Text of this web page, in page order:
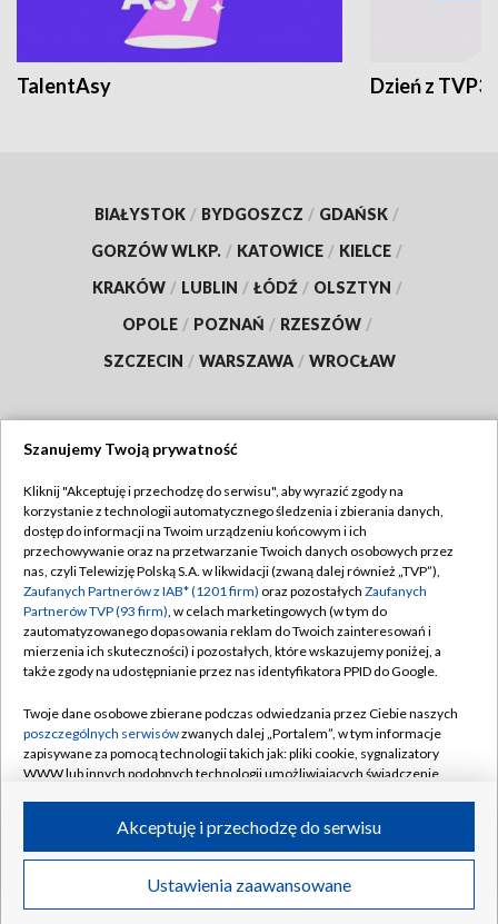
TalentAsy Dzień z TVP3
BIAŁYSTOK / BYDGOSZCZ / GDAŃSK /
GORZÓW WLKP. / KATOWICE / KIELCE /
KRAKÓW / LUBLIN / ŁÓDŹ / OLSZTYN /
OPOLE / POZNAŃ / RZESZÓW /
SZCZECIN / WARSZAWA / WROCŁAW
TVP
Abonament TVP
Emisja w TVP
Centrum informacji TVP
Naziemna Telewizja Cyfrowa
Rada Programowa
System NOS
Informacje o nadawcy
Program dla prasy
Ogłoszenie przetargowe
Regulamin TVP
Polityka prywatności
Moje zgody
Pomoc
Kontakt
Kanały
©2026 Telewizja Polska S.A. w likwidacji
Szanujemy Twoją prywatność
Kliknij "Akceptuję i przechodzę do serwisu", aby wyrazić zgody na
korzystanie z technologii automatycznego śledzenia i zbierania danych,
dostęp do informacji na Twoim urządzeniu końcowym i ich
przechowywanie oraz na przetwarzanie Twoich danych osobowych przez
nas, czyli Telewizję Polską S.A. w likwidacji (zwaną dalej również „TVP”),
Zaufanych Partnerów z IAB* (1201 firm) oraz pozostałych Zaufanych
Partnerów TVP (93 firm), w celach marketingowych (w tym do
zautomatyzowanego dopasowania reklam do Twoich zainteresowań i
mierzenia ich skuteczności) i pozostałych, które wskazujemy poniżej, a
także zgody na udostępnianie przez nas identyfikatora PPID do Google.
Twoje dane osobowe zbierane podczas odwiedzania przez Ciebie naszych
poszczególnych serwisówzwanych dalej „Portalem”, w tym informacje
zapisywane za pomocą technologii takich jak: pliki cookie, sygnalizatory
WWW lub innych podobnych technologii umożliwiających świadczenie
ruchu w Internecie.
Twoje dane osobowe zbierane podczas odwiedzania przez Ciebie
poszczególnych serwisówna Portalu, takie jak adresy IP, identyfikatory
Ustawienia zaawansowane
Akceptuję i przechodzę do serwisu